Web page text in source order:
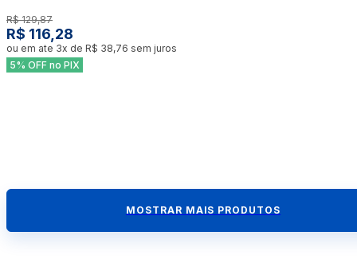
R$ 129,87
R$ 116,28
ou em ate 3x de R$ 38,76 sem juros
5% OFF no PIX
MOSTRAR MAIS PRODUTOS